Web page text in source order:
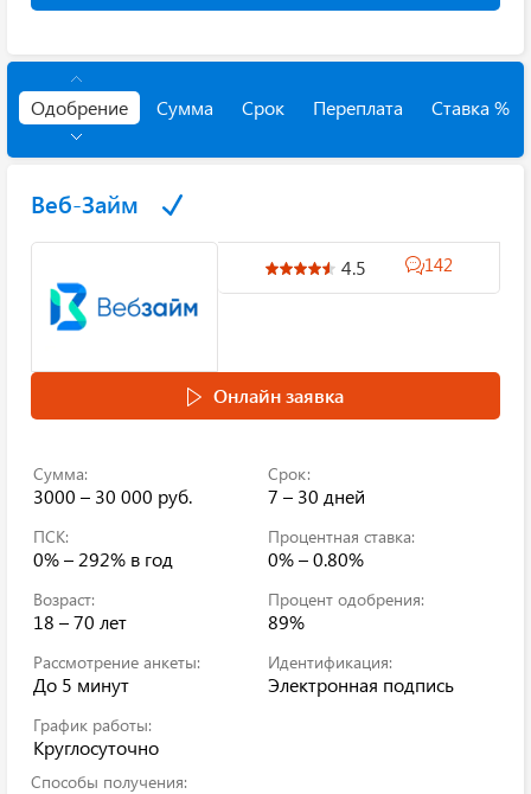
Одобрение Сумма Срок Переплата Ставка %
Веб-Займ
4.5 142
Онлайн заявка
Сумма:
3000 – 30 000 руб.
Срок:
7 – 30 дней
ПСК:
0% – 292% в год
Процентная ставка:
0% – 0.80%
Возраст:
18 – 70 лет
Процент одобрения:
89%
Рассмотрение анкеты:
До 5 минут
Идентификация:
Электронная подпись
График работы:
Круглосуточно
Способы получения: